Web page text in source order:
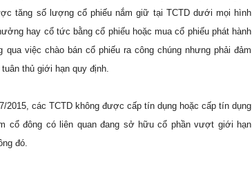
tăng số lượng cổ phiếu nắm giữ tại TCTD dưới mọi hình
hay cổ tức bằng cổ phiếu hoặc mua cổ phiếu phát hành
qua việc chào bán cổ phiếu ra công chúng nhưng phải đảm
thủ giới hạn quy định.
2015, các TCTD không được cấp tín dụng hoặc cấp tín dụng
cổ đông có liên quan đang sở hữu cổ phần vượt giới hạn
đó.